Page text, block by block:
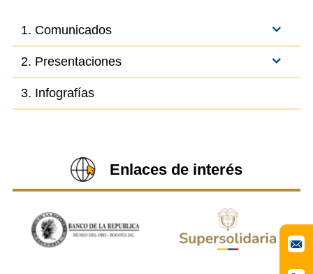
1. Comunicados
2. Presentaciones
3. Infografías
Enlaces de interés